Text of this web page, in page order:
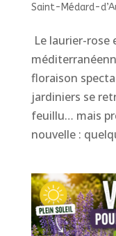
Saint-Médard-
Le laurier-rose
floraison
jardiniers se
feuillu… mais
nouvelle :